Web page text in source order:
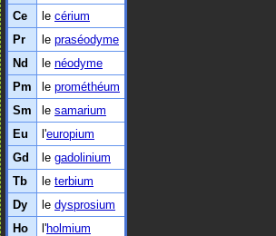
Ce
le cérium
Pr
le praséodyme
Nd
le néodyme
Pm
le prométhéum
Sm
le samarium
Eu
l'europium
Gd
le gadolinium
Tb
le terbium
Dy
le dysprosium
Ho
l'holmium